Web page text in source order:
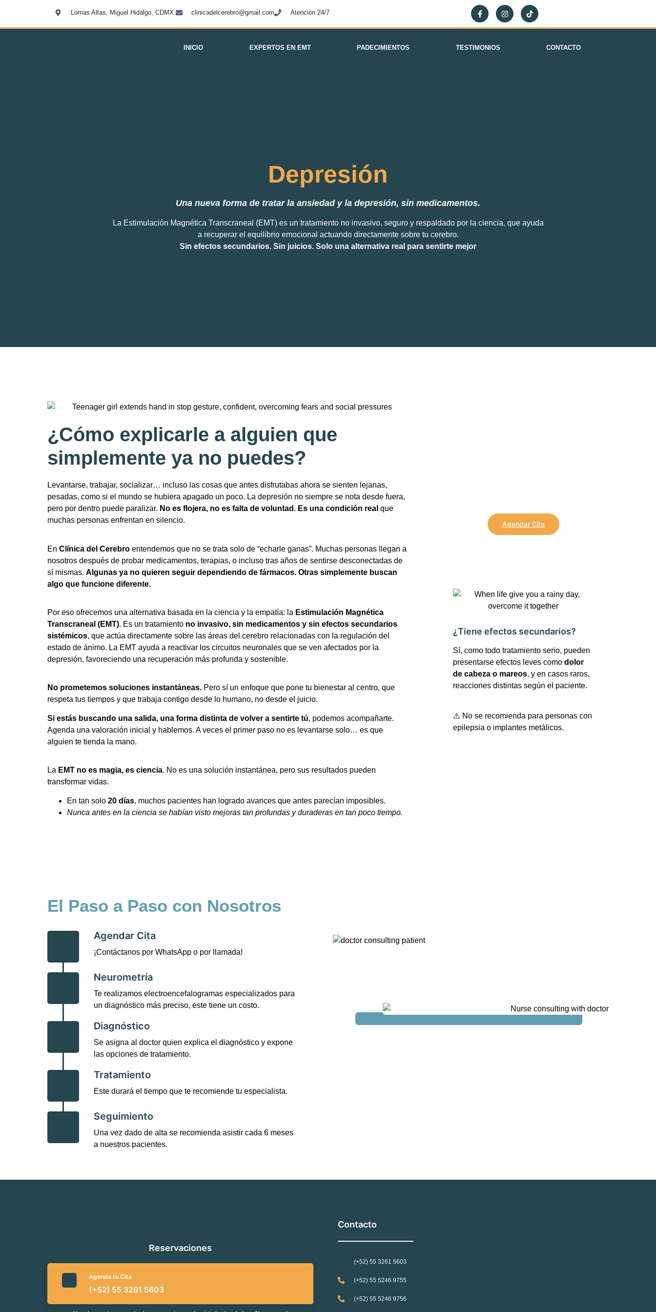
Lomas Altas, Miguel Hidalgo, CDMX. clinicadelcerebro@gmail.com Atención 24/7
INICIO EXPERTOS EN EMT PADECIMIENTOS TESTIMONIOS CONTACTO
Depresión
Una nueva forma de tratar la ansiedad y la depresión, sin medicamentos.
La Estimulación Magnética Transcraneal (EMT) es un tratamiento no invasivo, seguro y respaldado por la ciencia, que ayuda
a recuperar el equilibrio emocional actuando directamente sobre tu cerebro.
Sin efectos secundarios. Sin juicios. Solo una alternativa real para sentirte mejor
¿Cómo explicarle a alguien que
simplemente ya no puedes?
Levantarse, trabajar, socializar… incluso las cosas que antes disfrutabas ahora se sienten lejanas,
pesadas, como si el mundo se hubiera apagado un poco. La depresión no siempre se nota desde fuera,
pero por dentro puede paralizar. No es flojera, no es falta de voluntad. Es una condición real que
muchas personas enfrentan en silencio.
En Clínica del Cerebro entendemos que no se trata solo de “echarle ganas”. Muchas personas llegan a
nosotros después de probar medicamentos, terapias, o incluso tras años de sentirse desconectadas de
sí mismas. Algunas ya no quieren seguir dependiendo de fármacos. Otras simplemente buscan
algo que funcione diferente.
Por eso ofrecemos una alternativa basada en la ciencia y la empatía: la Estimulación Magnética
Transcraneal (EMT). Es un tratamiento no invasivo, sin medicamentos y sin efectos secundarios
sistémicos, que actúa directamente sobre las áreas del cerebro relacionadas con la regulación del
estado de ánimo. La EMT ayuda a reactivar los circuitos neuronales que se ven afectados por la
depresión, favoreciendo una recuperación más profunda y sostenible.
No prometemos soluciones instantáneas. Pero sí un enfoque que pone tu bienestar al centro, que
respeta tus tiempos y que trabaja contigo desde lo humano, no desde el juicio.
Si estás buscando una salida, una forma distinta de volver a sentirte tú, podemos acompañarte.
Agenda una valoración inicial y hablemos. A veces el primer paso no es levantarse solo… es que
alguien te tienda la mano.
La EMT no es magia, es ciencia. No es una solución instantánea, pero sus resultados pueden
transformar vidas.
En tan solo 20 días, muchos pacientes han logrado avances que antes parecían imposibles.
Nunca antes en la ciencia se habían visto mejoras tan profundas y duraderas en tan poco tiempo.
Agendar Cita
¿Tiene efectos secundarios?
Sí, como todo tratamiento serio, pueden
presentarse efectos leves como dolor
de cabeza o mareos, y en casos raros,
reacciones distintas según el paciente.
⚠️ No se recomienda para personas con
epilepsia o implantes metálicos.
El Paso a Paso con Nosotros
Agendar Cita
¡Contáctanos por WhatsApp o por llamada!
Neurometría
Te realizamos electroencefalogramas especializados para
un diagnóstico más preciso, este tiene un costo.
Diagnóstico
Se asigna al doctor quien explica el diagnóstico y expone
las opciones de tratamiento.
Tratamiento
Este durará el tiempo que te recomiende tu especialista.
Seguimiento
Una vez dado de alta se recomienda asistir cada 6 meses
a nuestros pacientes.
Reservaciones
Agenda tu Cita
(+52) 55 3261 5603
Contacto
(+52) 55 3261 5603
(+52) 55 5246 9755
(+52) 55 5246 9756